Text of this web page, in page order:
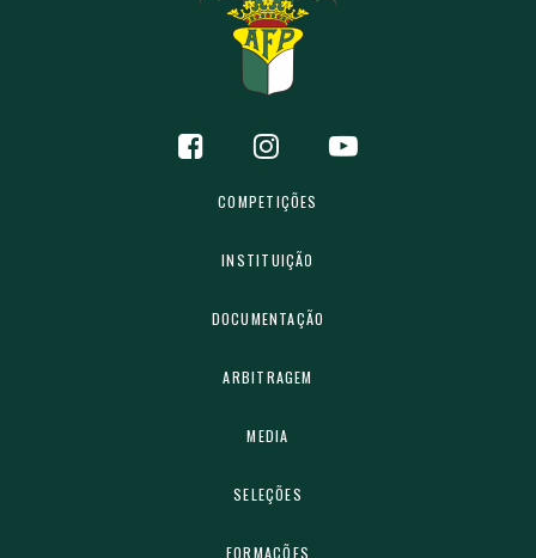
COMPETIÇÕES
INSTITUIÇÃO
DOCUMENTAÇÃO
ARBITRAGEM
MEDIA
SELEÇÕES
FORMAÇÕES